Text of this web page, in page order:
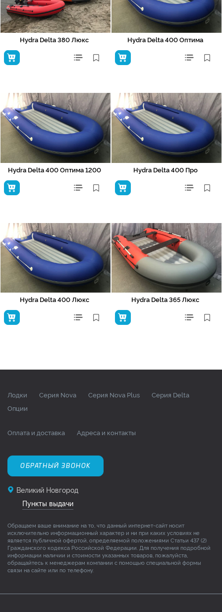
Hydra Delta 380 Люкс Hydra Delta 400 Оптима
Hydra Delta 400 Оптима 1200 Hydra Delta 400 Про
Hydra Delta 400 Люкс Hydra Delta 365 Люкс
Лодки Серия Nova Серия Nova Plus
Серия Delta
Опции
Оплата и доставка Адреса и контакты
ОБРАТНЫЙ ЗВОНОК
Великий Новгород
Пункты выдачи
Обращаем ваше внимание на то, что данный интернет-сайт носит
исключительно информационный характер и ни при каких условиях не
является публичной офертой, определяемой положениями Статьи 437 (2)
Гражданского кодекса Российской Федерации. Для получения подробной
информации наличии и стоимости указанных товаров, пожалуйста,
обращайтесь к менеджерам компании с помощью специальной формы
связи на сайте или по телефону.